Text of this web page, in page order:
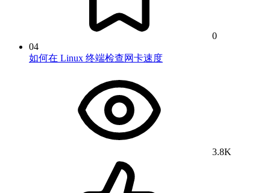
0
04
如何在 Linux 终端检查网卡速度
3.8K